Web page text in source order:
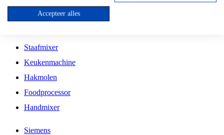
Inbouw Keramische Kookplaat
Kookplaat Accessoires
Staafmixer
Keukenmachine
Hakmolen
Foodprocessor
Handmixer
Siemens
Accepteer alles